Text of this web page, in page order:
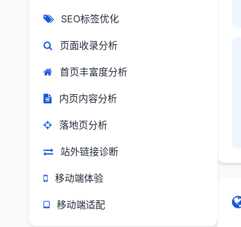
SEO标签优化
页面收录分析
首页丰富度分析
内页内容分析
落地页分析
站外链接诊断
移动端体验
移动端适配